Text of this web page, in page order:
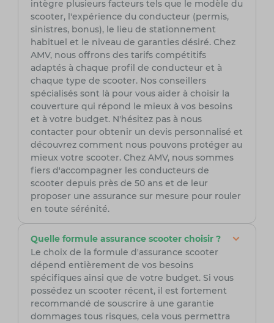
intègre plusieurs facteurs tels que le modèle du
scooter, l'expérience du conducteur (permis,
sinistres, bonus), le lieu de stationnement
habituel et le niveau de garanties désiré. Chez
AMV, nous offrons des tarifs compétitifs
adaptés à chaque profil de conducteur et à
chaque type de scooter. Nos conseillers
spécialisés sont là pour vous aider à choisir la
couverture qui répond le mieux à vos besoins
et à votre budget. N'hésitez pas à nous
contacter pour obtenir un devis personnalisé et
découvrez comment nous pouvons protéger au
mieux votre scooter. Chez AMV, nous sommes
fiers d'accompagner les conducteurs de
scooter depuis près de 50 ans et de leur
proposer une assurance sur mesure pour rouler
en toute sérénité.
Quelle formule assurance scooter choisir ?
Le choix de la formule d'assurance scooter
dépend entièrement de vos besoins
spécifiques ainsi que de votre budget. Si vous
possédez un scooter récent, il est fortement
recommandé de souscrire à une garantie
dommages tous risques, cela vous permettra